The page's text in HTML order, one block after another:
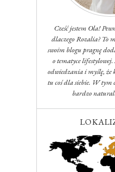
Cześć jestem Ola!
dlaczego Rozalia? To
swoim blogu pragnę
o tematyce
odwiedzania i myślę,
tu coś dla siebie. W tym
bardzo